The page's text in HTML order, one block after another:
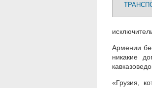
Армении
никакие
«Грузия,